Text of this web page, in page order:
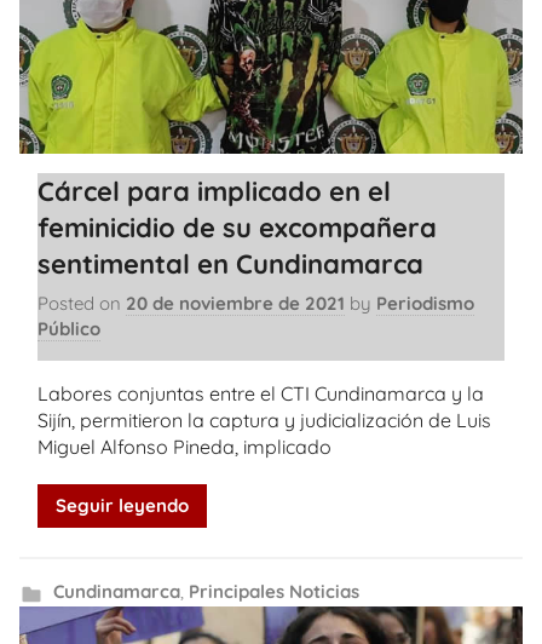
Cárcel para implicado en el
feminicidio de su excompañera
sentimental en Cundinamarca
Posted on 20 de noviembre de 2021 by Periodismo
Público
Labores conjuntas entre el CTI Cundinamarca y la
Sijín, permitieron la captura y judicialización de Luis
Miguel Alfonso Pineda, implicado
Seguir leyendo
Cundinamarca, Principales Noticias